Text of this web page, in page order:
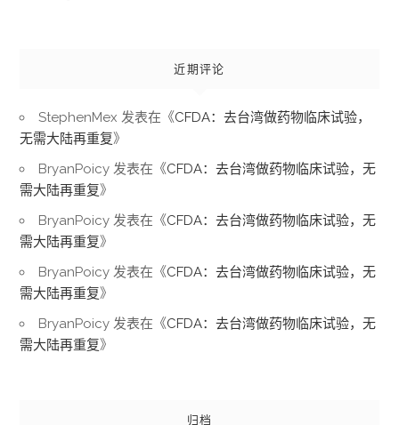
近期评论
StephenMex 发表在《CFDA：去台湾做药物临床试验，
无需大陆再重复》
BryanPoicy 发表在《CFDA：去台湾做药物临床试验，无
需大陆再重复》
BryanPoicy 发表在《CFDA：去台湾做药物临床试验，无
需大陆再重复》
BryanPoicy 发表在《CFDA：去台湾做药物临床试验，无
需大陆再重复》
BryanPoicy 发表在《CFDA：去台湾做药物临床试验，无
需大陆再重复》
归档